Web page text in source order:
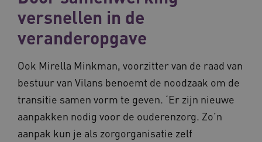
versnellen in de
veranderopgave
Ook Mirella Minkman, voorzitter van de raad van
bestuur van Vilans benoemt de noodzaak om de
transitie samen vorm te geven. ‘Er zijn nieuwe
aanpakken nodig voor de ouderenzorg. Zo’n
aanpak kun je als zorgorganisatie zelf
Deze functionele en technische cookies zorgen
ervoor dat de website werkt. Deze cookies
worden altijd geplaatst en maken geen inbreuk
op uw privacy.
UMB_SESSION
www.waardigheidentrots.nl
BCSessionID vilans.blueconic.net